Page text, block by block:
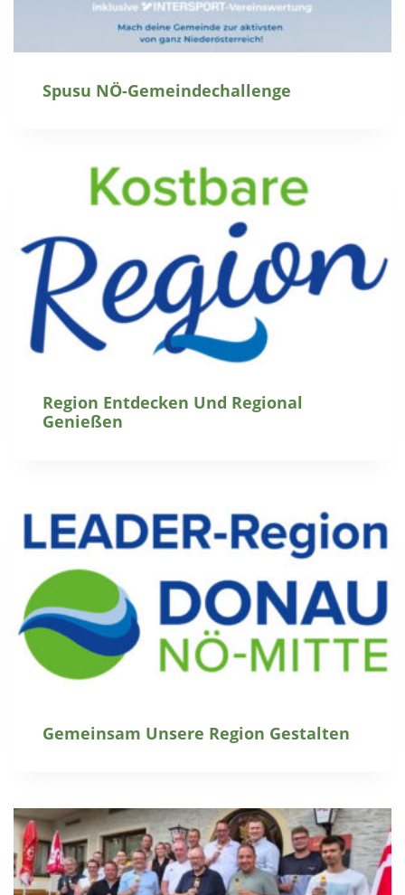
Spusu NÖ-Gemeindechallenge
Region Entdecken Und Regional
Genießen
Gemeinsam Unsere Region Gestalten